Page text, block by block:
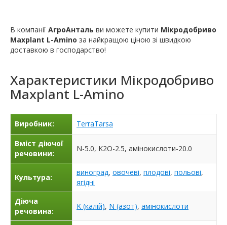
В компанії АгроАнталь ви можете купити Мікродобриво
Maxplant L-Amino за найкращою ціною зі швидкою
доставкою в господарство!
Характеристики Мікродобриво
Maxplant L-Amino
Виробник: TerraTarsa
Вміст діючої
речовини:
N-5.0, K2O-2.5, амінокислоти-20.0
Культура:
виноград, овочеві, плодові, польові,
ягідні
Діюча
речовина:
K (калій), N (азот), амінокислоти